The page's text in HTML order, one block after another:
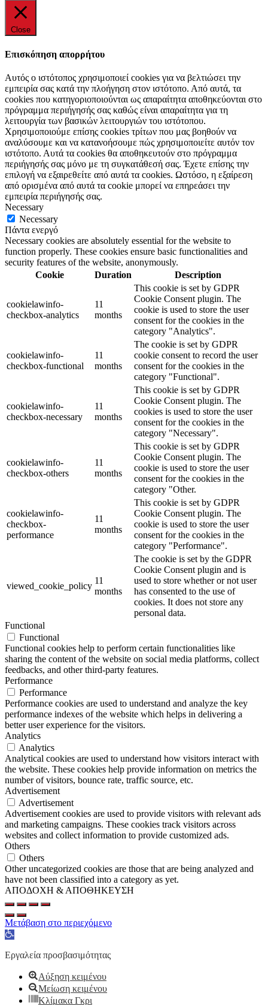
Close
Επισκόπηση απορρήτου
Αυτός ο ιστότοπος χρησιμοποιεί cookies για να βελτιώσει την
εμπειρία σας κατά την πλοήγηση στον ιστότοπο. Από αυτά, τα
cookies που κατηγοριοποιούνται ως απαραίτητα αποθηκεύονται στο
πρόγραμμα περιήγησής σας καθώς είναι απαραίτητα για τη
λειτουργία των βασικών λειτουργιών του ιστότοπου.
Χρησιμοποιούμε επίσης cookies τρίτων που μας βοηθούν να
αναλύσουμε και να κατανοήσουμε πώς χρησιμοποιείτε αυτόν τον
ιστότοπο. Αυτά τα cookies θα αποθηκευτούν στο πρόγραμμα
περιήγησής σας μόνο με τη συγκατάθεσή σας. Έχετε επίσης την
επιλογή να εξαιρεθείτε από αυτά τα cookies. Ωστόσο, η εξαίρεση
από ορισμένα από αυτά τα cookie μπορεί να επηρεάσει την
εμπειρία περιήγησής σας.
Necessary
Necessary
Πάντα ενεργό
Necessary cookies are absolutely essential for the website to
function properly. These cookies ensure basic functionalities and
security features of the website, anonymously.
Cookie
Duration Description
cookielawinfo-
checkbox-analytics
11
months
This cookie is set by GDPR
Cookie Consent plugin. The
cookie is used to store the user
consent for the cookies in the
category "Analytics".
cookielawinfo-
checkbox-functional
11
months
The cookie is set by GDPR
cookie consent to record the user
consent for the cookies in the
category "Functional".
cookielawinfo-
checkbox-necessary
11
months
This cookie is set by GDPR
Cookie Consent plugin. The
cookies is used to store the user
consent for the cookies in the
category "Necessary".
cookielawinfo-
checkbox-others
11
months
This cookie is set by GDPR
Cookie Consent plugin. The
cookie is used to store the user
consent for the cookies in the
category "Other.
cookielawinfo-
checkbox-
performance
11
months
This cookie is set by GDPR
Cookie Consent plugin. The
cookie is used to store the user
consent for the cookies in the
category "Performance".
viewed_cookie_policy
11
months
The cookie is set by the GDPR
Cookie Consent plugin and is
used to store whether or not user
has consented to the use of
cookies. It does not store any
personal data.
Functional
Functional
Functional cookies help to perform certain functionalities like
sharing the content of the website on social media platforms, collect
feedbacks, and other third-party features.
Performance
Performance
Performance cookies are used to understand and analyze the key
performance indexes of the website which helps in delivering a
better user experience for the visitors.
Analytics
Analytics
Analytical cookies are used to understand how visitors interact with
the website. These cookies help provide information on metrics the
number of visitors, bounce rate, traffic source, etc.
Advertisement
Advertisement
Advertisement cookies are used to provide visitors with relevant ads
and marketing campaigns. These cookies track visitors across
websites and collect information to provide customized ads.
Others
Others
Other uncategorized cookies are those that are being analyzed and
have not been classified into a category as yet.
ΑΠΟΔΟΧΗ & ΑΠΟΘΗΚΕΥΣΗ
Μετάβαση στο περιεχόμενο
Ανοίξτε
γραμμή
Εργαλεία προσβασιμότητας
Αύξηση κειμένου
Μείωση κειμένου
Κλίμακα Γκρι